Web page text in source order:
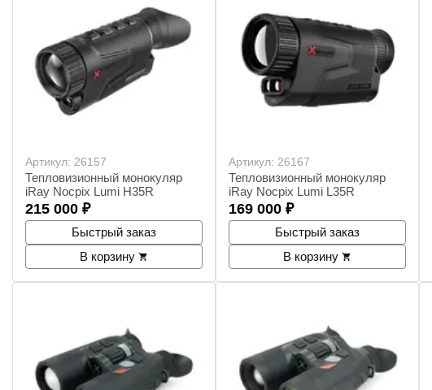
Артикул: 26157
Тепловизионный монокуляр
iRay Nocpix Lumi H35R
215 000 ₽
Быстрый заказ
В корзину
Артикул: 26167
Тепловизионный монокуляр
iRay Nocpix Lumi L35R
169 000 ₽
Быстрый заказ
В корзину